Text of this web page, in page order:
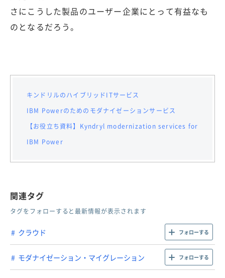
さにこうした製品のユーザー企業にとって有益なも
のとなるだろう。
キンドリルのハイブリッドITサービス
IBM Powerのためのモダナイゼーションサービス
【お役立ち資料】Kyndryl modernization services for
IBM Power
関連タグ
タグをフォローすると最新情報が表示されます
クラウド フォローする
モダナイゼーション・マイグレーション フォローする